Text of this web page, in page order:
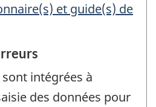
et guide(s) de
intégrées à
des données pour